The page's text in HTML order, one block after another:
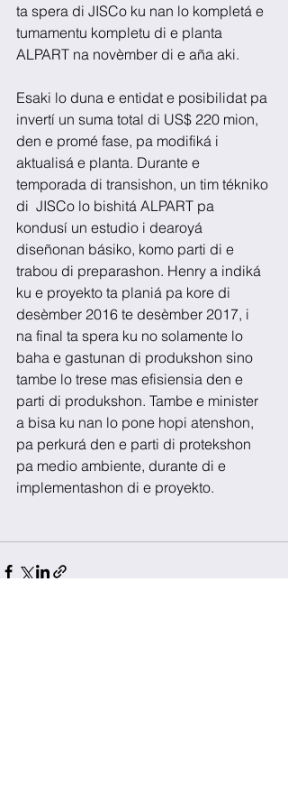
ta spera di JISCo ku nan lo kompletá e
tumamentu kompletu di e planta
ALPART na novèmber di e aña aki.
Esaki lo duna e entidat e posibilidat pa
invertí un suma total di US$ 220 mion,
den e promé fase, pa modifiká i
aktualisá e planta. Durante e
temporada di transishon, un tim tékniko
di  JISCo lo bishitá ALPART pa
kondusí un estudio i dearoyá
diseñonan básiko, komo parti di e
trabou di preparashon. Henry a indiká
ku e proyekto ta planiá pa kore di
desèmber 2016 te desèmber 2017, i
na final ta spera ku no solamente lo
baha e gastunan di produkshon sino
tambe lo trese mas efisiensia den e
parti di produkshon. Tambe e minister
a bisa ku nan lo pone hopi atenshon,
pa perkurá den e parti di protekshon
pa medio ambiente, durante di e
implementashon di e proyekto.